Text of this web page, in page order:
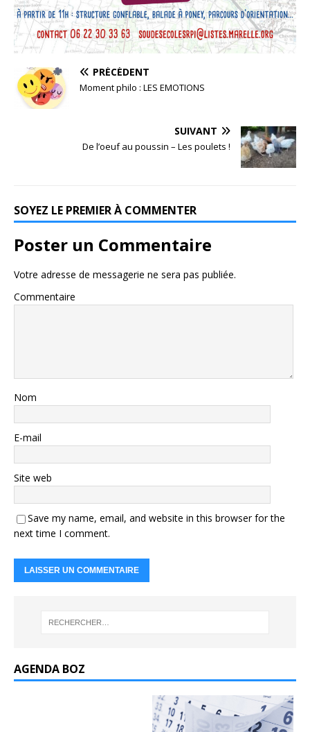
PRÉCÉDENT
Moment philo : LES EMOTIONS
SUIVANT
De l’oeuf au poussin – Les poulets !
SOYEZ LE PREMIER À COMMENTER
Poster un Commentaire
Votre adresse de messagerie ne sera pas publiée.
Commentaire
Nom
E-mail
Site web
Save my name, email, and website in this browser for the
next time I comment.
AGENDA BOZ